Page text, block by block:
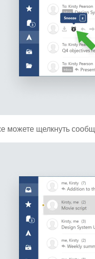
можете щелкнуть